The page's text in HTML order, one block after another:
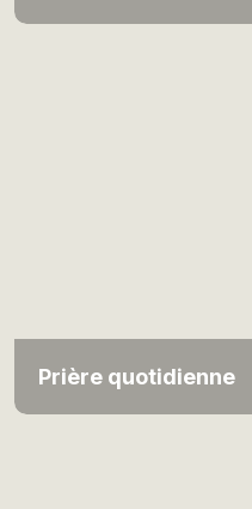
Prière quotidienne